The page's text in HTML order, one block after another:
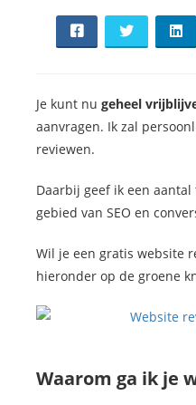
Je kunt nu geheel
aanvragen. Ik zal
reviewen.
Daarbij geef ik een
gebied van SEO en
Wil je een gratis website
hieronder op de groene
Waarom ga ik je
van
op
gebruikt